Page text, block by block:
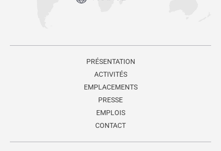
PRÉSENTATION
ACTIVITÉS
EMPLACEMENTS
PRESSE
EMPLOIS
CONTACT